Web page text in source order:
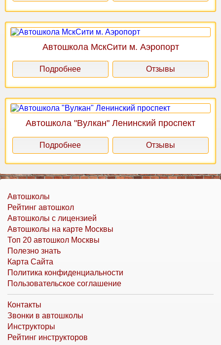
Автошкола МскСити м. Аэропорт
Подробнее Отзывы
Автошкола "Вулкан" Ленинский проспект
Подробнее Отзывы
Автошколы
Рейтинг автошкол
Автошколы с лицензией
Автошколы на карте Москвы
Топ 20 автошкол Москвы
Полезно знать
Карта Сайта
Политика конфиденциальности
Пользовательское соглашение
Контакты
Звонки в автошколы
Инструкторы
Рейтинг инструкторов